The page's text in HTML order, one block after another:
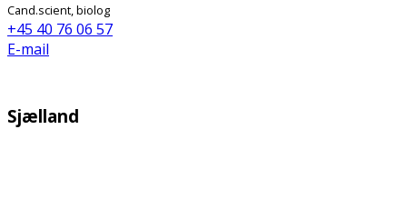
Cand.scient, biolog
+45 40 76 06 57
E-mail
Sjælland